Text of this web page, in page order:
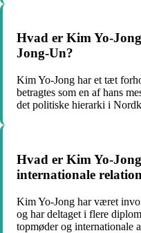
Hvad er Kim Yo-
Jong-Un?
Kim Yo-Jong har et tæt
betragtes som en af hans
det politiske hierarki i
Hvad er Kim Yo-
internationale
Kim Yo-Jong har været
og har deltaget i flere
topmøder og internationale